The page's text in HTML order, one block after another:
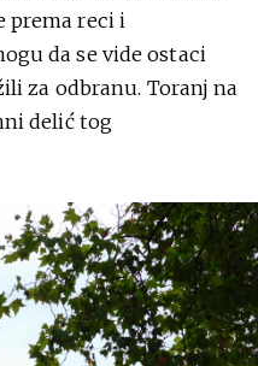
prema reci i
da se vide ostaci
za odbranu. Toranj na
delić tog